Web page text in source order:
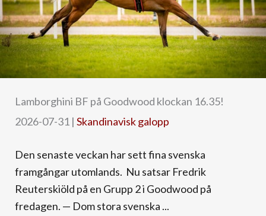
Lamborghini BF på Goodwood klockan 16.35!
2026-07-31 | Skandinavisk galopp
Den senaste veckan har sett fina svenska
framgångar utomlands. Nu satsar Fredrik
Reuterskiöld på en Grupp 2 i Goodwood på
fredagen. — Dom stora svenska ...